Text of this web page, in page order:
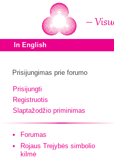
In English
Prisijungimas prie forumo
Prisijungti
Registruotis
Slaptažodžio priminimas
Forumas
Rojaus Trejybės simbolio
kilmė